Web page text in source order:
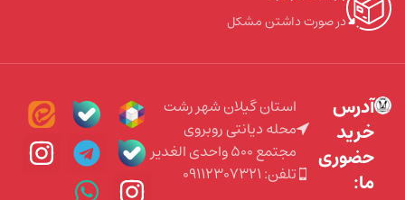
در صورت داشتن مشکل
آدرس
خرید
حضوری
ما:
استان گیلان شهر رشت
محله دیانتی روبروی
مجتمع ۵۰۰ واحدی الغدیر
تلفن: 09112307321